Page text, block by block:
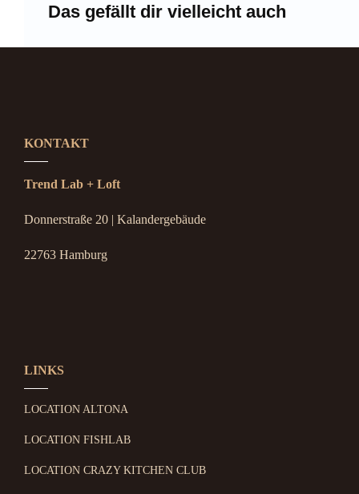
Das gefällt dir vielleicht auch
KONTAKT
Trend Lab + Loft
Donnerstraße 20 | Kalandergebäude
22763 Hamburg
LINKS
LOCATION ALTONA
LOCATION FISHLAB
LOCATION CRAZY KITCHEN CLUB